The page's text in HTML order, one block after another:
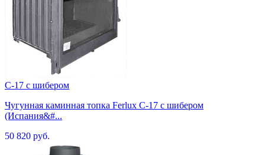
C-17 с шибером
Чугунная каминная топка Ferlux C-17 с шибером
(Испания&#...
50 820 руб.